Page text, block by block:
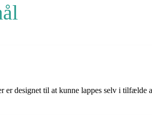
er designet til at kunne lappes selv i